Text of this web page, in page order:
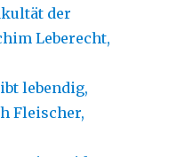
der
Leberecht,
lebendig,
Fleischer,